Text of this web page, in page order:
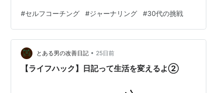
本番に向けて熱中症にお気をつけください。 ということ
で、今週も振り返りを記録していきます！ 週次レポート
（2026/07/12〜2026/07/18） 今週のテーマ 「『思い通
りに進める』から『自分らしく進める』への移行」 今週
は、LP制作やサービス設計など思考量の多い作業が続
#セルフコーチング #ジャーナリング #30代の挑戦
とある男の改善日記 • 25日前
【ライフハック】日記って生活を変えるよ②